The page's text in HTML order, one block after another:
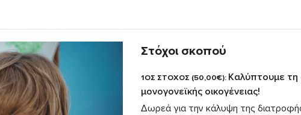
Στόχοι σκοπού
1ΟΣ ΣΤΟΧΟΣ (50,00€): Καλύπτουμε τη
μονογονεϊκής οικογένειας!
Δωρεά για την κάλυψη της